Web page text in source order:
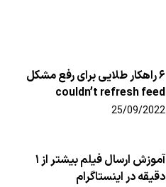
۶ راهکار طلایی برای رفع مشکل
couldn’t refresh feed
25/09/2022
آموزش ارسال فیلم بیشتر از ۱
دقیقه در اینستاگرام